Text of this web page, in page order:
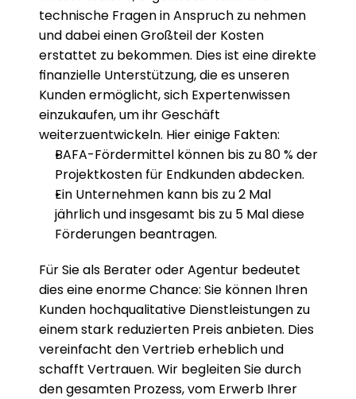
technische Fragen in Anspruch zu nehmen
und dabei einen Großteil der Kosten
erstattet zu bekommen. Dies ist eine direkte
finanzielle Unterstützung, die es unseren
Kunden ermöglicht, sich Expertenwissen
einzukaufen, um ihr Geschäft
weiterzuentwickeln. Hier einige Fakten:
BAFA-Fördermittel können bis zu 80 % der
Projektkosten für Endkunden abdecken.
Ein Unternehmen kann bis zu 2 Mal
jährlich und insgesamt bis zu 5 Mal diese
Förderungen beantragen.
Für Sie als Berater oder Agentur bedeutet
dies eine enorme Chance: Sie können Ihren
Kunden hochqualitative Dienstleistungen zu
einem stark reduzierten Preis anbieten. Dies
vereinfacht den Vertrieb erheblich und
schafft Vertrauen. Wir begleiten Sie durch
den gesamten Prozess, vom Erwerb Ihrer